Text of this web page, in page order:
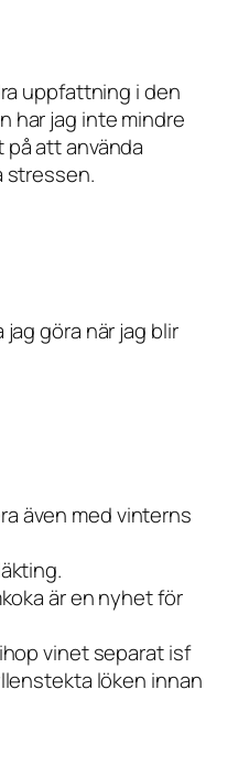
uppfattning i den
har jag inte mindre
att använda
stressen.
göra när jag blir
även med vinterns
är en nyhet för
vinet separat isf
löken innan